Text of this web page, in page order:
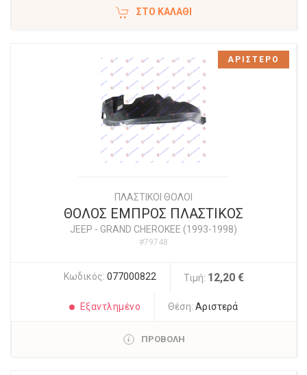
ΣΤΟ ΚΑΛΆΘΙ
ΠΛΑΣΤΙΚΟΙ ΘΟΛΟΙ
ΘΟΛΟΣ ΕΜΠΡΟΣ ΠΛΑΣΤΙΚΟΣ
JEEP - GRAND CHEROKEE (1993-1998)
#79748
Κωδικός: 077000822 Τιμή: 12,20 €
Εξαντλημένο Θέση:Αριστερά
ΠΡΟΒΟΛΗ
ΑΡΙΣΤΕΡΟ